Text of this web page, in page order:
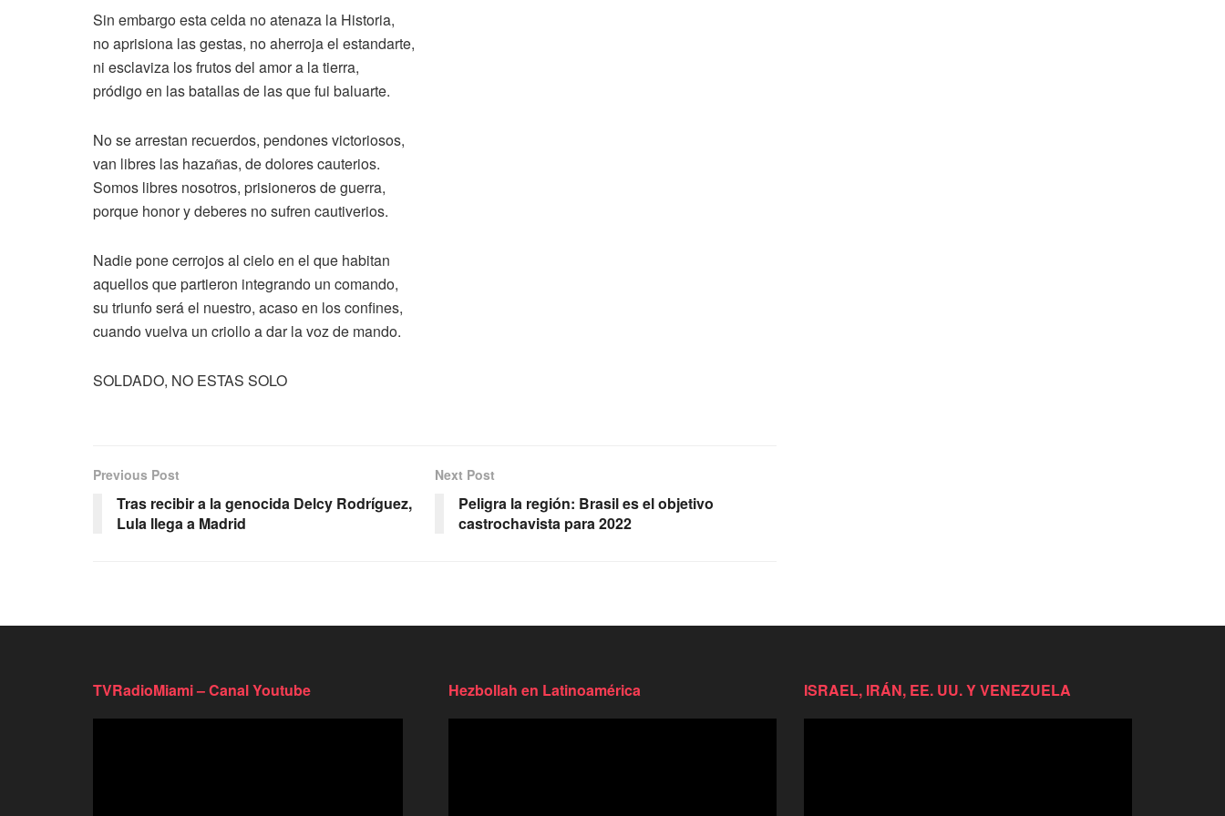
Sin embargo esta celda no atenaza la Historia,
no aprisiona las gestas, no aherroja el estandarte,
ni esclaviza los frutos del amor a la tierra,
pródigo en las batallas de las que fui baluarte.
No se arrestan recuerdos, pendones victoriosos,
van libres las hazañas, de dolores cauterios.
Somos libres nosotros, prisioneros de guerra,
porque honor y deberes no sufren cautiverios.
Nadie pone cerrojos al cielo en el que habitan
aquellos que partieron integrando un comando,
su triunfo será el nuestro, acaso en los confines,
cuando vuelva un criollo a dar la voz de mando.
SOLDADO, NO ESTAS SOLO
Previous Post
Tras recibir a la genocida Delcy Rodríguez,
Lula llega a Madrid
Next Post
Peligra la región: Brasil es el objetivo
castrochavista para 2022
TVRadioMiami – Canal Youtube Hezbollah en Latinoamérica ISRAEL, IRÁN, EE. UU. Y VENEZUELA